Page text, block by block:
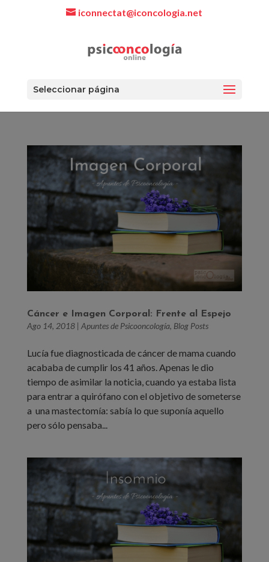
iconnectat@iconcologia.net
Seleccionar página
Cáncer e Imagen Corporal: Frente al Espejo
Ago 14, 2018| Apuntes de Psicooncología, Blog Posts
Lucía fue diagnosticada de cáncer de mama cuando
acababa de cumplir los 41 años. Apenas le dio
tiempo de asimilar la noticia, cuando ya estaba lista
para entrar a quirófano con el objetivo de someterse
a una mastectomía: sabía lo que suponía aquello
pero sólo pensaba...